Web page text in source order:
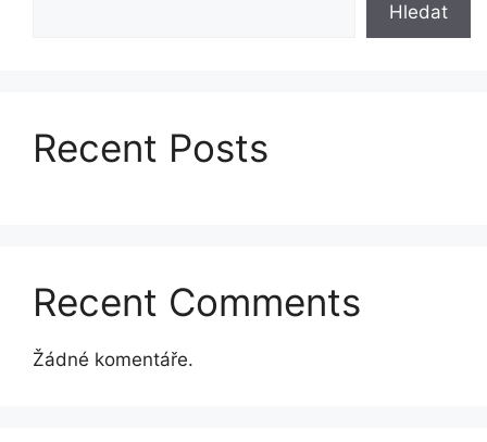
Hledat
Recent Posts
Recent Comments
Žádné komentáře.